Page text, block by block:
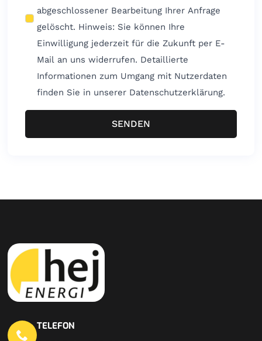
abgeschlossener Bearbeitung Ihrer Anfrage
gelöscht. Hinweis: Sie können Ihre
Einwilligung jederzeit für die Zukunft per E-
Mail an uns widerrufen. Detaillierte
Informationen zum Umgang mit Nutzerdaten
finden Sie in unserer Datenschutzerklärung.
SENDEN
TELEFON